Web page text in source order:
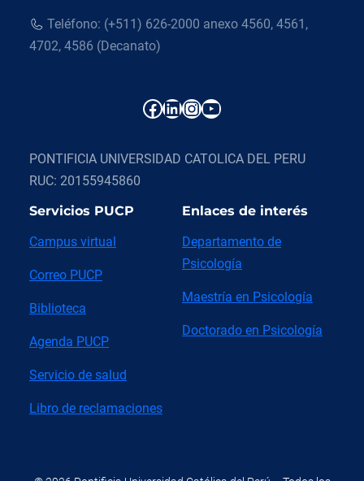
Teléfono: (+511) 626-2000 anexo 4560, 4561,
4702, 4586 (Decanato)
Facebook LinkedIn InstagramYouTube
PONTIFICIA UNIVERSIDAD CATOLICA DEL PERU
RUC: 20155945860
Servicios PUCP
Campus virtual
Correo PUCP
Biblioteca
Agenda PUCP
Servicio de salud
Libro de reclamaciones
Enlaces de interés
Departamento de
Psicología
Maestría en Psicología
Doctorado en Psicología